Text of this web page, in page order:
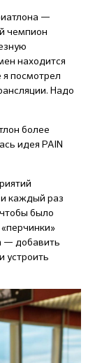
—
чемпион
находится
я посмотрел
Надо
более
идея PAIN
каждый раз
было
— добавить
устроить